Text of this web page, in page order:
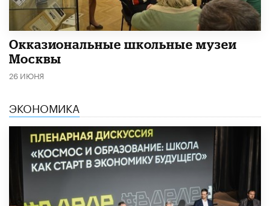
​Окказиональные школьные музеи
Москвы
26 ИЮНЯ
ЭКОНОМИКА